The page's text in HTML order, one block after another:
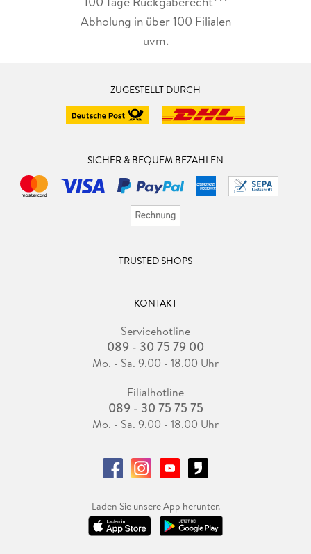
Abholung in über 100 Filialen
uvm.
ZUGESTELLT DURCH
SICHER & BEQUEM BEZAHLEN
TRUSTED SHOPS
KONTAKT
Servicehotline
089 - 30 75 79 00
Mo. - Sa. 9.00 - 18.00 Uhr
Filialhotline
089 - 30 75 75 75
Mo. - Sa. 9.00 - 18.00 Uhr
Laden Sie unsere App herunter.